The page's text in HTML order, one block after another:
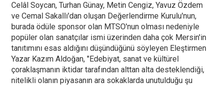
Celâl Soycan, Turhan Günay, Metin Cengiz, Yavuz Özdem
ve Cemal Sakallı'dan oluşan Değerlendirme Kurulu'nun,
burada ödüle sponsor olan MTSO'nun olması nedeniyle
popüler olan sanatçılar ismi üzerinden daha çok Mersin'in
tanıtımını esas aldığını düşündüğünü söyleyen Eleştirmen
Yazar Kazım Aldoğan, "Edebiyat, sanat ve kültürel
çoraklaşmanın iktidar tarafından alttan alta desteklendiği,
nitelikli olanın piyasanın ara sokaklarda unutulduğu şu